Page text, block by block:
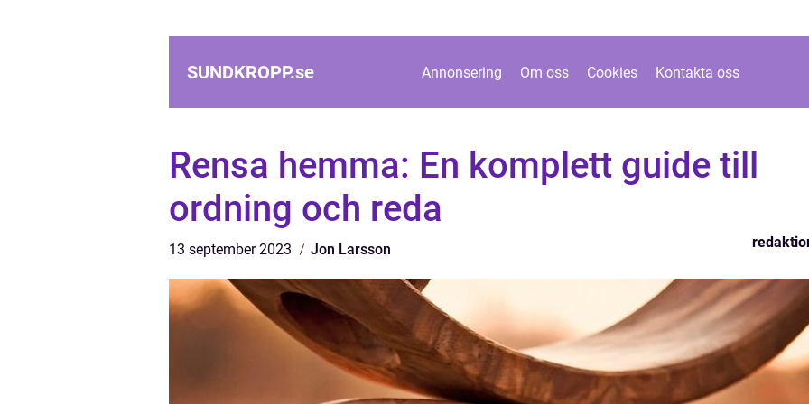
SUNDKROPP.se Annonsering Om oss Cookies Kontakta oss
Rensa hemma: En komplett guide till
ordning och reda
13 september 2023 Jon Larsson